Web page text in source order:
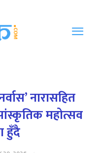
नारासहित
महोत्सव
हुँदै